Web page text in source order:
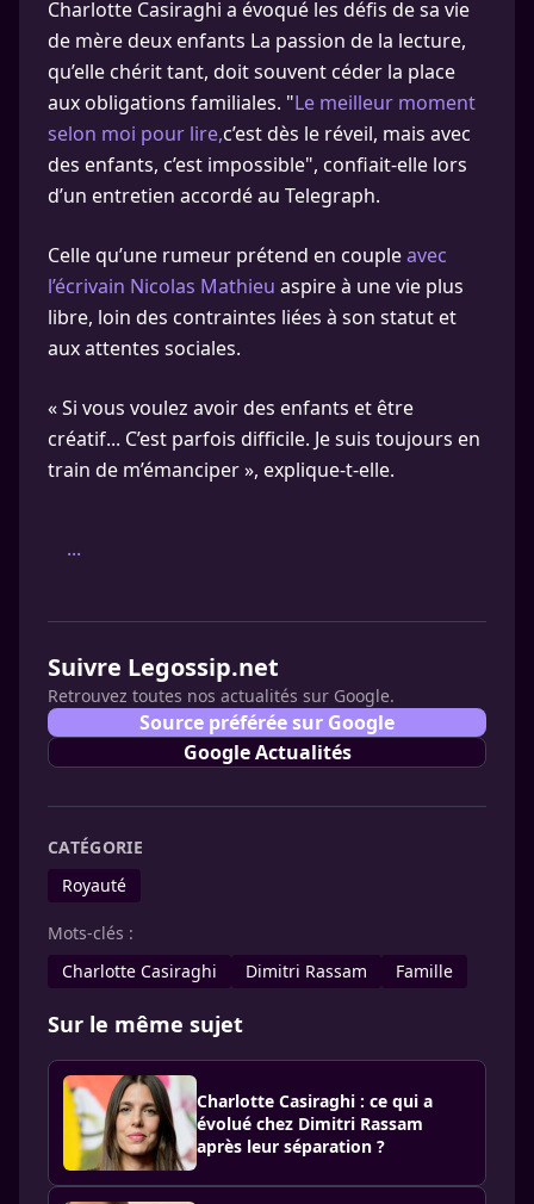
Charlotte Casiraghi a évoqué les défis de sa vie
de mère deux enfants La passion de la lecture,
qu’elle chérit tant, doit souvent céder la place
aux obligations familiales. "Le meilleur moment
selon moi pour lire,c’est dès le réveil, mais avec
des enfants, c’est impossible", confiait-elle lors
d’un entretien accordé au Telegraph.
Celle qu’une rumeur prétend en coupleavec
l’écrivain Nicolas Mathieu aspire à une vie plus
libre, loin des contraintes liées à son statut et
aux attentes sociales.
« Si vous voulez avoir des enfants et être
créatif... C’est parfois difficile. Je suis toujours en
train de m’émanciper », explique-t-elle.
...
Suivre Legossip.net
Retrouvez toutes nos actualités sur Google.
Source préférée sur Google
Google Actualités
CATÉGORIE
Royauté
Mots-clés :
Charlotte Casiraghi
Dimitri Rassam Famille
Sur le même sujet
Charlotte Casiraghi : ce qui a
évolué chez Dimitri Rassam
après leur séparation ?